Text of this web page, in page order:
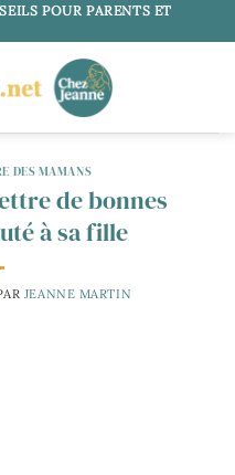
POUR PARENTS ET
DES MAMANS
de bonnes
à sa fille
JEANNE MARTIN